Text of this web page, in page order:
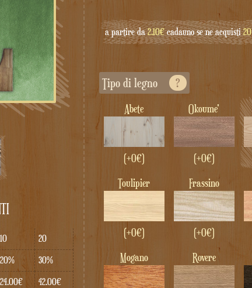
10
20
20%
30%
24.00€
42.00€
a partire da2.10€cadauno se ne acquisti20
Tipo di legno ?
Abete
(+0€)
Okoume'
(+0€)
Toulipier
(+0€)
Frassino
(+0€)
Mogano
Rovere